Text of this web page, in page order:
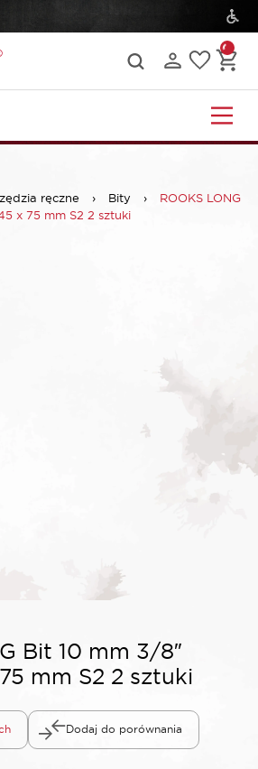
ręczne › Bity ›
ROOKS LONG
x 75 mm S2 2 sztuki
Bit 10 mm 3/8″
mm S2 2 sztuki
Dodaj do porównania